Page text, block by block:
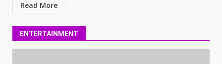
Read More
ENTERTAINMENT